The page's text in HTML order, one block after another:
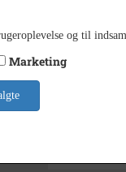
Søg
Nielsen,
og til
Marketing